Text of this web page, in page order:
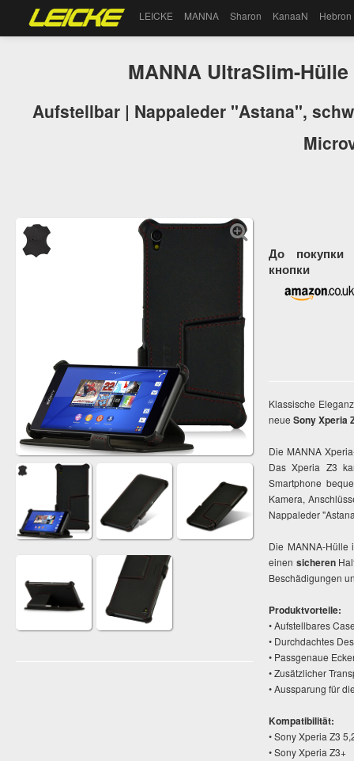
LEICKE MANNA Sharon KanaaN Hebron
MANNA UltraSlim-
Aufstellbar | Nappaleder "Astana",
До покупки
кнопки
Klassische
neue Sony Xperia
Die MANNA
Das Xperia Z3
Smartphone
Kamera,
Nappaleder
Die MANNA-Hülle
einen sicheren
Beschädigungen
Produktvorteile:
• Aufstellbares
• Durchdachtes
• Passgenaue
• Zusätzlicher
• Aussparung für
Kompatibilität:
• Sony Xperia Z3
• Sony Xperia Z3+